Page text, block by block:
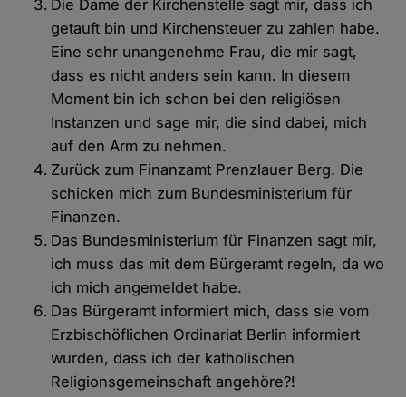
Die Dame der Kirchenstelle sagt mir, dass ich
getauft bin und Kirchensteuer zu zahlen habe.
Eine sehr unangenehme Frau, die mir sagt,
dass es nicht anders sein kann. In diesem
Moment bin ich schon bei den religiösen
Instanzen und sage mir, die sind dabei, mich
auf den Arm zu nehmen.
Zurück zum Finanzamt Prenzlauer Berg. Die
schicken mich zum Bundesministerium für
Finanzen.
Das Bundesministerium für Finanzen sagt mir,
ich muss das mit dem Bürgeramt regeln, da wo
ich mich angemeldet habe.
Das Bürgeramt informiert mich, dass sie vom
Erzbischöflichen Ordinariat Berlin informiert
wurden, dass ich der katholischen
Religionsgemeinschaft angehöre?!